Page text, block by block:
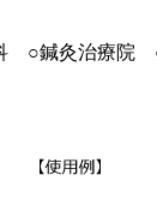
鍼灸治療院 ○